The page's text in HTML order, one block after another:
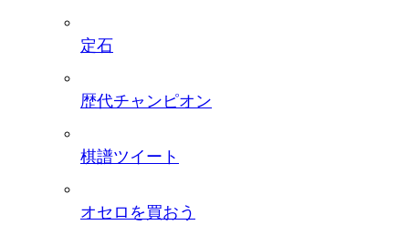
定石
歴代チャンピオン
棋譜ツイート
オセロを買おう